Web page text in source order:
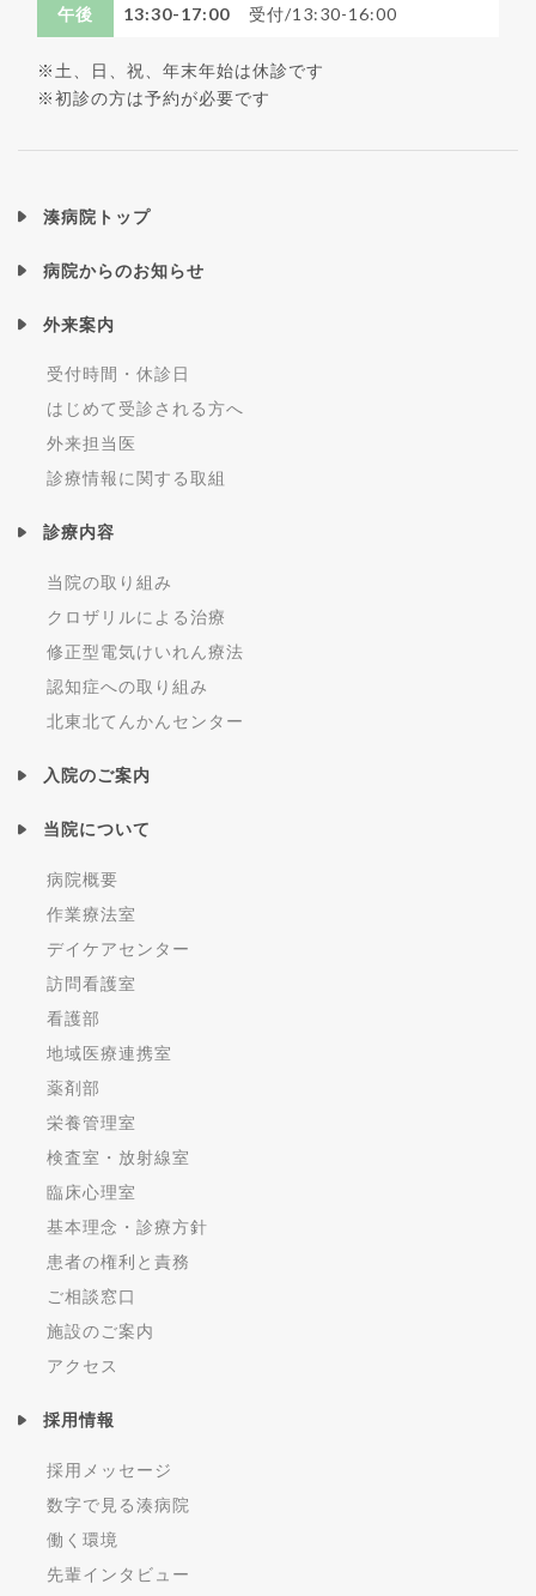
午後 13:30-17:00 受付/13:30-16:00
※土、日、祝、年末年始は休診です
※初診の方は予約が必要です
湊病院トップ
病院からのお知らせ
外来案内
受付時間・休診日
はじめて受診される方へ
外来担当医
診療情報に関する取組
診療内容
当院の取り組み
クロザリルによる治療
修正型電気けいれん療法
認知症への取り組み
北東北てんかんセンター
入院のご案内
当院について
病院概要
作業療法室
デイケアセンター
訪問看護室
看護部
地域医療連携室
薬剤部
栄養管理室
検査室・放射線室
臨床心理室
基本理念・診療方針
患者の権利と責務
ご相談窓口
施設のご案内
アクセス
採用情報
採用メッセージ
数字で見る湊病院
働く環境
先輩インタビュー